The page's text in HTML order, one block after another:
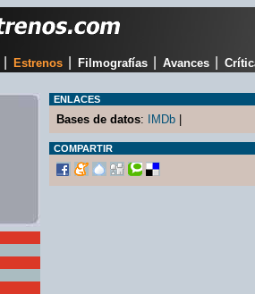
Estrenos Filmografías Avances
ENLACES
Bases de datos: IMDb
COMPARTIR